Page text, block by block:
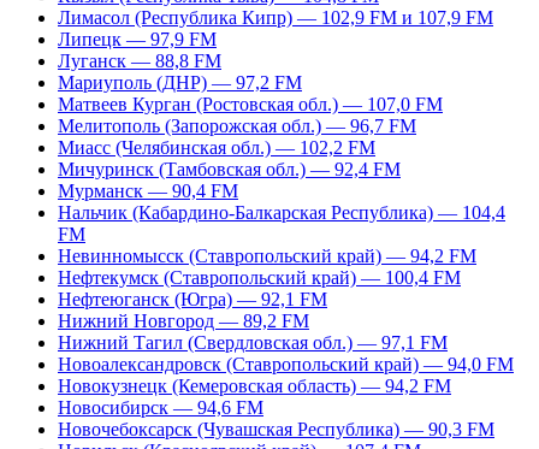
Лимасол (Республика Кипр) — 102,9 FM и 107,9 FM
Липецк — 97,9 FM
Луганск — 88,8 FM
Мариуполь (ДНР) — 97,2 FM
Матвеев Курган (Ростовская обл.) — 107,0 FM
Мелитополь (Запорожская обл.) — 96,7 FM
Миасс (Челябинская обл.) — 102,2 FM
Мичуринск (Тамбовская обл.) — 92,4 FM
Мурманск — 90,4 FM
Нальчик (Кабардино-Балкарская Республика) — 104,4
FM
Невинномысск (Ставропольский край) — 94,2 FM
Нефтекумск (Ставропольский край) — 100,4 FM
Нефтеюганск (Югра) — 92,1 FM
Нижний Новгород — 89,2 FM
Нижний Тагил (Свердловская обл.) — 97,1 FM
Новоалександровск (Ставропольский край) — 94,0 FM
Новокузнецк (Кемеровская область) — 94,2 FM
Новосибирск — 94,6 FM
Новочебоксарск (Чувашская Республика) — 90,3 FM